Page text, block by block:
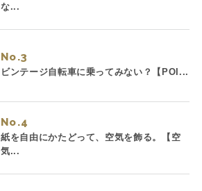
な...
No.
ビンテージ自転車に乗ってみない？【POI...
No.
紙を自由にかたどって、空気を飾る。【空
気...